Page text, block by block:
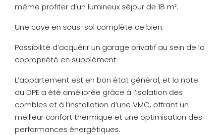
même profiter d’un lumineux séjour de 18 m².
Une cave en sous-sol complète ce bien.
Possibilité d’acquérir un garage privatif au sein de la
copropriété en supplément.
L’appartement est en bon état général, et la note
du DPE a été améliorée grâce à l’isolation des
combles et à l’installation d’une VMC, offrant un
meilleur confort thermique et une optimisation des
performances énergétiques.